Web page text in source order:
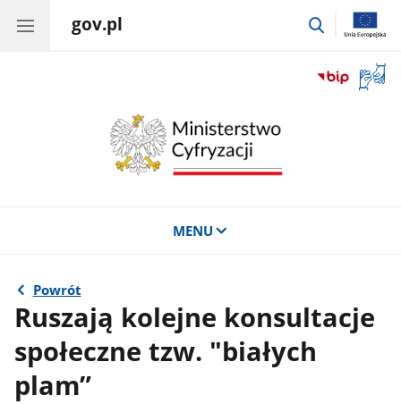
gov.pl
przejdź
okno
MENU
Powrót
Ruszają kolejne konsultacje
społeczne tzw. "białych
plam”